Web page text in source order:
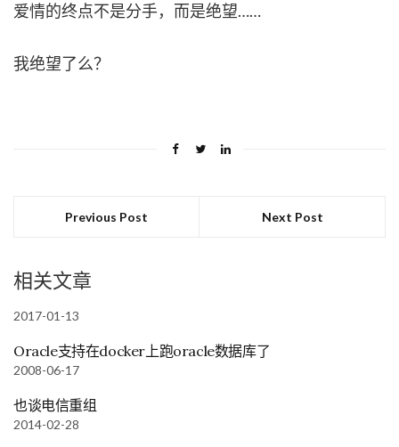
爱情的终点不是分手，而是绝望……
我绝望了么？
Previous Post Next Post
相关文章
2017-01-13
Oracle支持在docker上跑oracle数据库了
2008-06-17
也谈电信重组
2014-02-28